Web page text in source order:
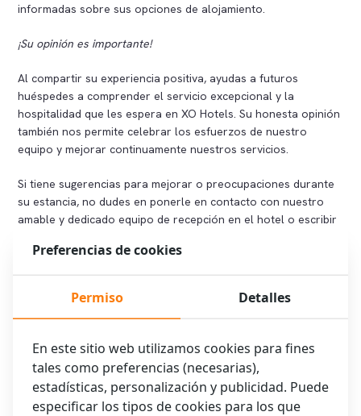
informadas sobre sus opciones de alojamiento.
¡Su opinión es importante!
Al compartir su experiencia positiva, ayudas a futuros
huéspedes a comprender el servicio excepcional y la
hospitalidad que les espera en XO Hotels. Su honesta opinión
también nos permite celebrar los esfuerzos de nuestro
equipo y mejorar continuamente nuestros servicios.
Si tiene sugerencias para mejorar o preocupaciones durante
su estancia, no dudes en ponerle en contacto con nuestro
amable y dedicado equipo de recepción en el hotel o escribir
todos los detalles necesarios. Valoramos su opinión y
siempre estamos ansiosos por saber de nuestros huéspedes
valorados.
Una vez más, gracias por hospedar con nosotros, y
esperamos dar la bienvenida para otra estancia excepcional
en el futuro.
Preferencias de cookies
Permiso Detalles
En este sitio web utilizamos cookies para fines
tales como preferencias (necesarias),
estadísticas, personalización y publicidad. Puede
especificar los tipos de cookies para los que